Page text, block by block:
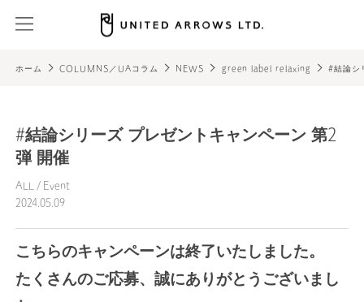
ホーム COLUMNS／UAコラム NEWS green label relaxing #結論シ
#結論シリーズ プレゼントキャンペーン 第2
弾 開催
ALL / Event
2024.05.09
こちらのキャンペーンは終了いたしました。
たくさんのご応募、誠にありがとうございまし